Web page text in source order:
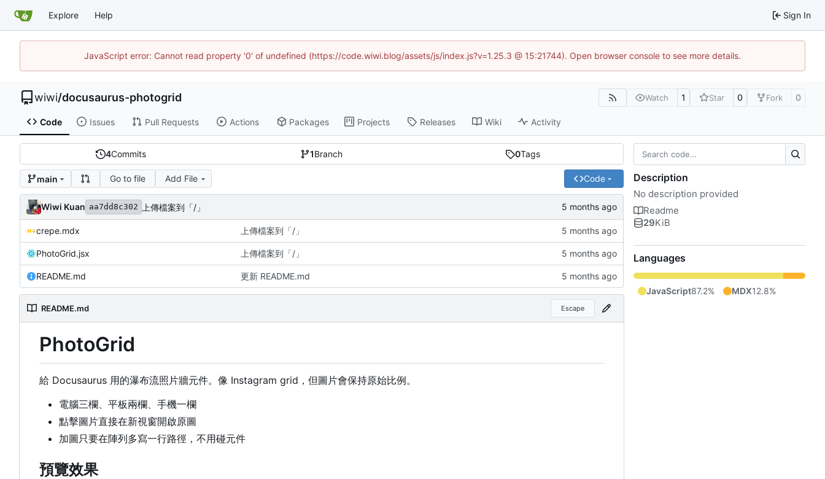
Explore Help Sign In
JavaScript error: Cannot read property '0' of undefined (https://code.wiwi.blog/assets/js/index.js?v=1.25.3 @ 15:21744). Open browser console to see more details.
wiwi/docusaurus-photogrid Watch 1 Star 0 Fork 0
Code Issues Pull Requests Actions Packages Projects Releases Wiki Activity
4Commits 1Branch 0Tags
main Go to file Add File Code
Wiwi Kuan aa7dd8c302 上傳檔案到「/」
crepe.mdx 上傳檔案到「/」
PhotoGrid.jsx 上傳檔案到「/」
README.md 更新 README.md
README.md Escape
PhotoGrid
給 Docusaurus 用的瀑布流照片牆元件。像 Instagram grid ， 但圖片會保持原始比例。
電腦三欄、平板兩欄、手機一欄
點擊圖片直接在新視窗開啟原圖
加圖只要在陣列多寫一行路徑，不用碰元件
預覽效果
Description
No description provided
Readme
29KiB
Languages
JavaScript87.2% MDX12.8%